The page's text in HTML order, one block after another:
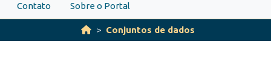
Contato Sobre o Portal
Conjuntos de dados